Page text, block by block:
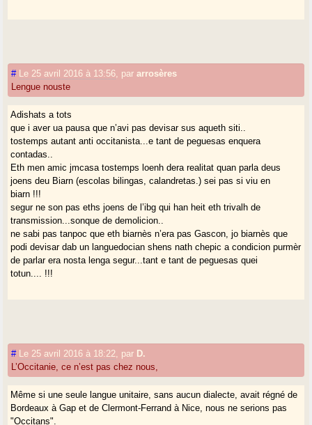
# Le 25 avril 2016 à 13:56 pararrosères
Lengue nouste
Adishats a tots
que i aver ua pausa que n’avi pas devisar sus aqueth siti..
tostemps autant anti occitanista...e tant de peguesas enquera
contadas..
Eth men amic jmcasa tostemps loenh dera realitat quan parla deus
joens deu Biarn (escolas bilingas, calandretas.) sei pas si viu en
biarn !!!
segur ne son pas eths joens de l’ibg qui han heit eth trivalh de
transmission...sonque de demolicion..
ne sabi pas tanpoc que eth biarnès n’era pas Gascon, jo biarnès que
podi devisar dab un languedocian shens nath chepic a condicion purmèr
de parlar era nosta lenga segur...tant e tant de peguesas quei
totun.... !!!
# Le 25 avril 2016 à 18:22 par D.
L’Occitanie, ce n’est pas chez nous,
Même si une seule langue unitaire, sans aucun dialecte, avait régné de
Bordeaux à Gap et de Clermont-Ferrand à Nice, nous ne serions pas
"Occitans".